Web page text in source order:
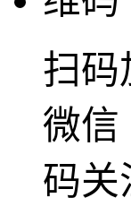
扫码
微
码关